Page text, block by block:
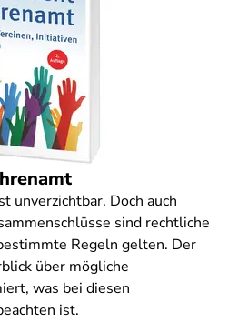
unverzichtbar. Doch auch
sind rechtliche
Regeln gelten. Der
über mögliche
was bei diesen
ist.